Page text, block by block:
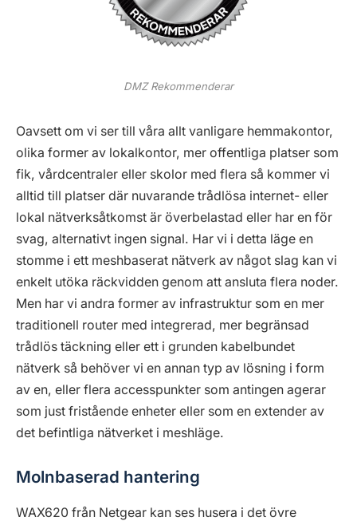
DMZ Rekommenderar
Oavsett om vi ser till våra allt vanligare hemmakontor,
olika former av lokalkontor, mer offentliga platser som
fik, vårdcentraler eller skolor med flera så kommer vi
alltid till platser där nuvarande trådlösa internet- eller
lokal nätverksåtkomst är överbelastad eller har en för
svag, alternativt ingen signal. Har vi i detta läge en
stomme i ett meshbaserat nätverk av något slag kan vi
enkelt utöka räckvidden genom att ansluta flera noder.
Men har vi andra former av infrastruktur som en mer
traditionell router med integrerad, mer begränsad
trådlös täckning eller ett i grunden kabelbundet
nätverk så behöver vi en annan typ av lösning i form
av en, eller flera accesspunkter som antingen agerar
som just fristående enheter eller som en extender av
det befintliga nätverket i meshläge.
Molnbaserad hantering
WAX620 från Netgear kan ses husera i det övre